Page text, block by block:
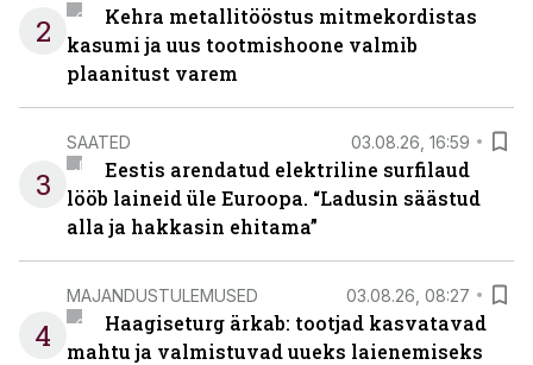
2
Kehra metallitööstus mitmekordistas
kasumi ja uus tootmishoone valmib
plaanitust varem
3
SAATED 03.08.26, 16:59
Eestis arendatud elektriline surfilaud
lööb laineid üle Euroopa. “Ladusin säästud
alla ja hakkasin ehitama”
4
MAJANDUSTULEMUSED 03.08.26, 08:27
Haagiseturg ärkab: tootjad kasvatavad
mahtu ja valmistuvad uueks laienemiseks